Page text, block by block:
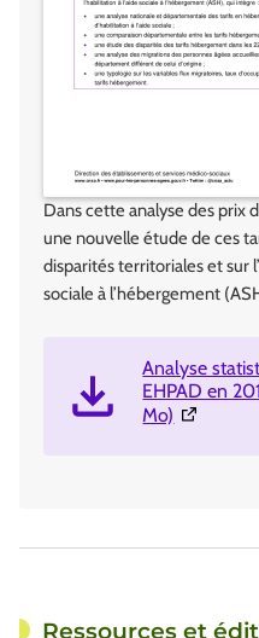
Dans cette analyse des prix
une nouvelle étude de ces
disparités territoriales et sur
sociale à l’hébergement
Analyse
EHPAD en
Mo)
Ressources et